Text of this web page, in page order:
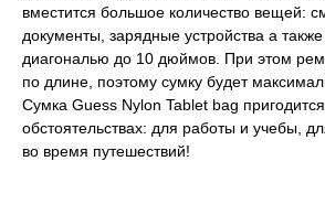
вместится большое количество вещей:
документы, зарядные устройства а
диагональю до 10 дюймов. При этом
по длине, поэтому сумку будет
Сумка Guess Nylon Tablet bag
обстоятельствах: для работы и учебы,
во время путешествий!